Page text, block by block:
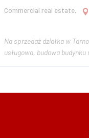
Commercial real estate,
Na sprzedaż działka w
usługowa, budowa